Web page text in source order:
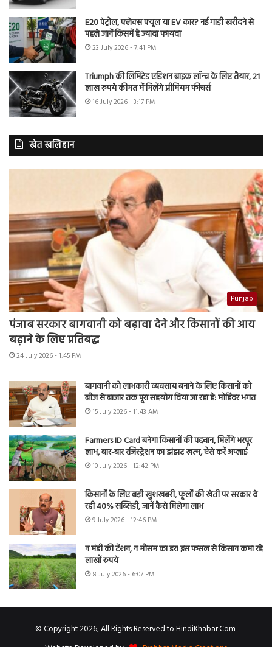
E20 पेट्रोल, फ्लेक्स फ्यूल या EV कार? नई गाड़ी खरीदने से
पहले जानें किसमें है ज्यादा फायदा
23 July 2026 - 7:41 PM
Triumph की लिमिटेड एडिशन बाइक लॉन्च के लिए तैयार, 21
लाख रुपये कीमत में मिलेंगे प्रीमियम फीचर्स
16 July 2026 - 3:17 PM
खेत खलिहान
Punjab
पंजाब सरकार बागवानी को बढ़ावा देने और किसानों की आय
बढ़ाने के लिए प्रतिबद्ध
24 July 2026 - 1:45 PM
बागवानी को लाभकारी व्यवसाय बनाने के लिए किसानों को
बीज से बाजार तक पूरा सहयोग दिया जा रहा है: मोहिंदर भगत
15 July 2026 - 11:43 AM
Farmers ID Card बनेगा किसानों की पहचान, मिलेंगे भरपूर
लाभ, बार-बार रजिस्ट्रेशन का झंझट खत्म, ऐसे करें अप्लाई
10 July 2026 - 12:42 PM
किसानों के लिए बड़ी खुशखबरी, फूलों की खेती पर सरकार दे
रही 40% सब्सिडी, जानें कैसे मिलेगा लाभ
9 July 2026 - 12:46 PM
न मंडी की टेंशन, न मौसम का डर! इस फसल से किसान कमा रहे
लाखों रुपये
8 July 2026 - 6:07 PM
© Copyright 2026, All Rights Reserved to HindiKhabar.Com